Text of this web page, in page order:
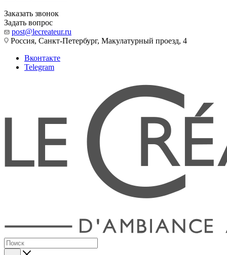
Заказать звонок
Задать вопрос
post@lecreateur.ru
Россия, Санкт-Петербург, Макулатурный проезд, 4
Вконтакте
Telegram